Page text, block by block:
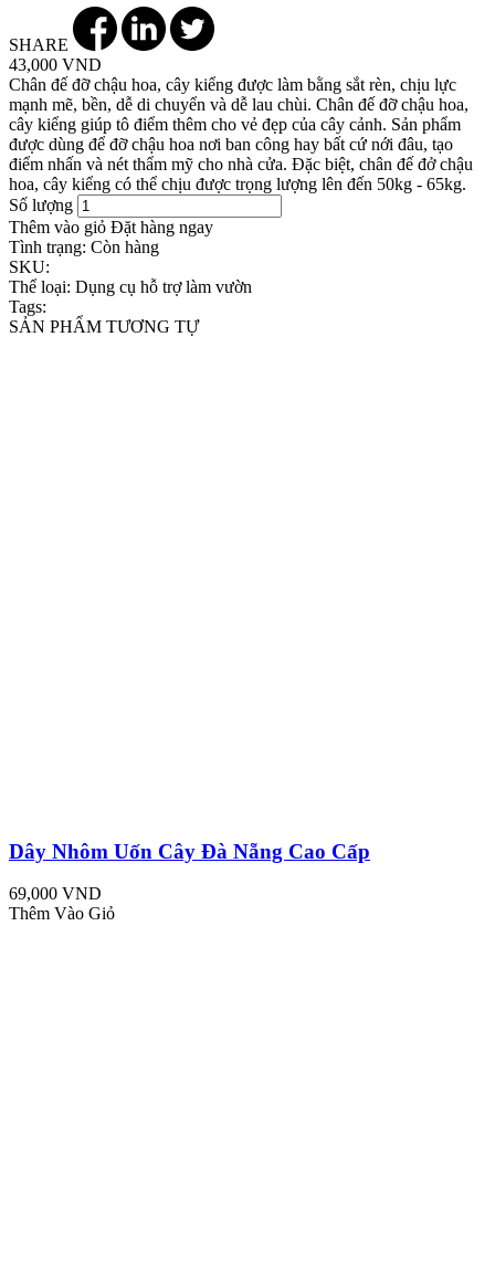
SHARE
43,000 VND
Chân đế đỡ chậu hoa, cây kiểng được làm bằng sắt rèn, chịu lực
mạnh mẽ, bền, dễ di chuyển và dễ lau chùi. Chân đế đỡ chậu hoa,
cây kiểng giúp tô điểm thêm cho vẻ đẹp của cây cảnh. Sản phẩm
được dùng để đỡ chậu hoa nơi ban công hay bất cứ nới đâu, tạo
điểm nhấn và nét thẩm mỹ cho nhà cửa. Đặc biệt, chân đế đở chậu
hoa, cây kiểng có thể chịu được trọng lượng lên đến 50kg - 65kg.
Số lượng
Thêm vào giỏ Đặt hàng ngay
Tình trạng: Còn hàng
SKU:
Thể loại: Dụng cụ hỗ trợ làm vườn
Tags:
SẢN PHẨM TƯƠNG TỰ
Dây Nhôm Uốn Cây Đà Nẵng Cao Cấp
69,000 VND
Thêm Vào Giỏ